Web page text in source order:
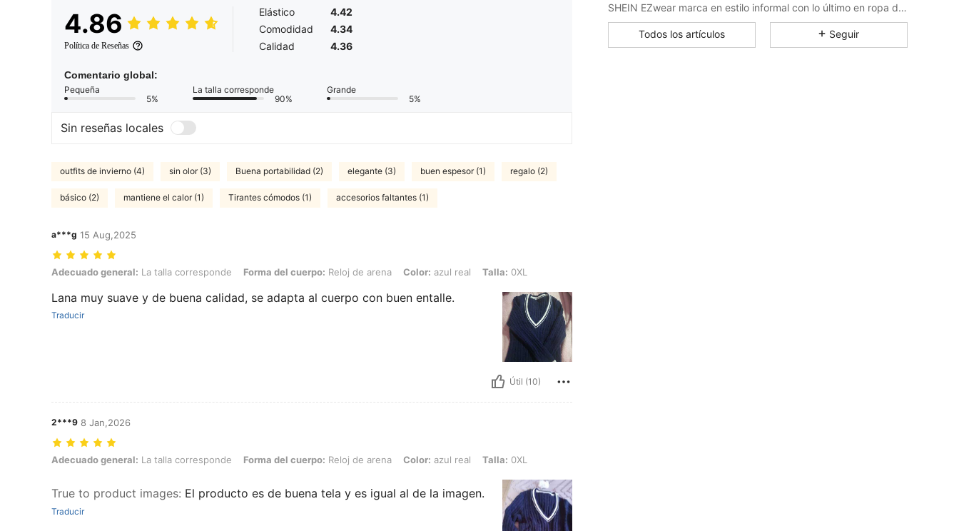
4.86
Política de Reseñas
Elástico
4.42
Comodidad
4.34
Calidad
4.36
Comentario global:
Pequeña
5%
La talla corresponde
90%
Grande
5%
Sin reseñas locales
outfits de invierno (4) sin olor (3) Buena portabilidad (2) elegante (3) buen espesor (1) regalo (2)
básico (2) mantiene el calor (1) Tirantes cómodos (1) accesorios faltantes (1)
a***g 15 Aug,2025
Adecuado general: La talla corresponde, Forma del cuerpo: Reloj de arena, Color: azul real, Talla: 0XL
Adecuado general: La talla corresponde Forma del cuerpo: Reloj de arena Color: azul real Talla: 0XL
Lana muy suave y de buena calidad, se adapta al cuerpo con buen entalle.
Traducir
Útil (10)
2***9 8 Jan,2026
Adecuado general: La talla corresponde, Forma del cuerpo: Reloj de arena, Color: azul real, Talla: 0XL
Adecuado general: La talla corresponde Forma del cuerpo: Reloj de arena Color: azul real Talla: 0XL
True to product images: El producto es de buena tela y es igual al de la imagen.
Traducir
4.90 397K
SHEIN EZwear marca en estilo informal con lo último en ropa desenfadada.
Todos los artículos Seguir